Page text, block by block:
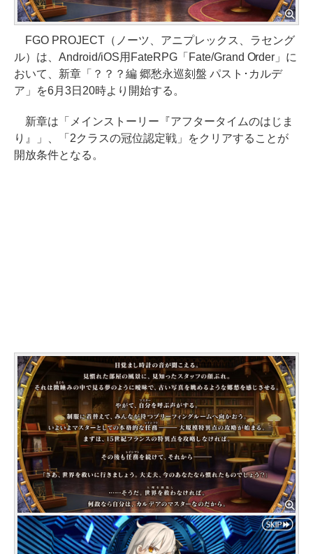
FGO PROJECT（ノーツ、アニプレックス、ラセング
ル）は、Android/iOS用FateRPG「Fate/Grand Order」に
おいて、新章「？？？編 郷愁永巡刻盤 パスト･カルデ
ア」を6月3日20時より開始する。
新章は「メインストーリー『アフタータイムのはじま
り』」、「2クラスの冠位認定戦」をクリアすることが
開放条件となる。